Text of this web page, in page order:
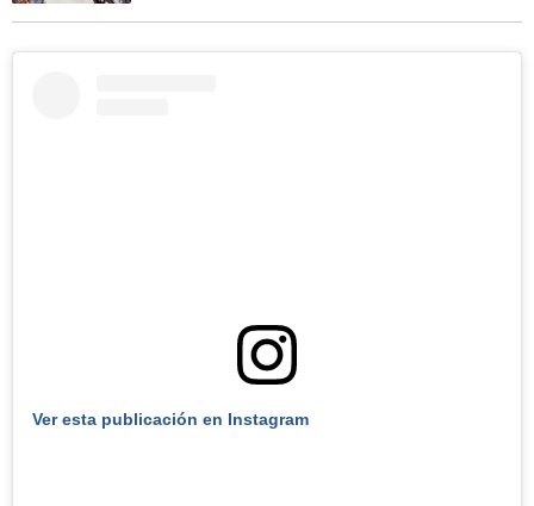
Ver esta publicación en Instagram